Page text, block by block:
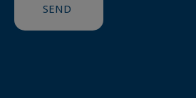
SEND